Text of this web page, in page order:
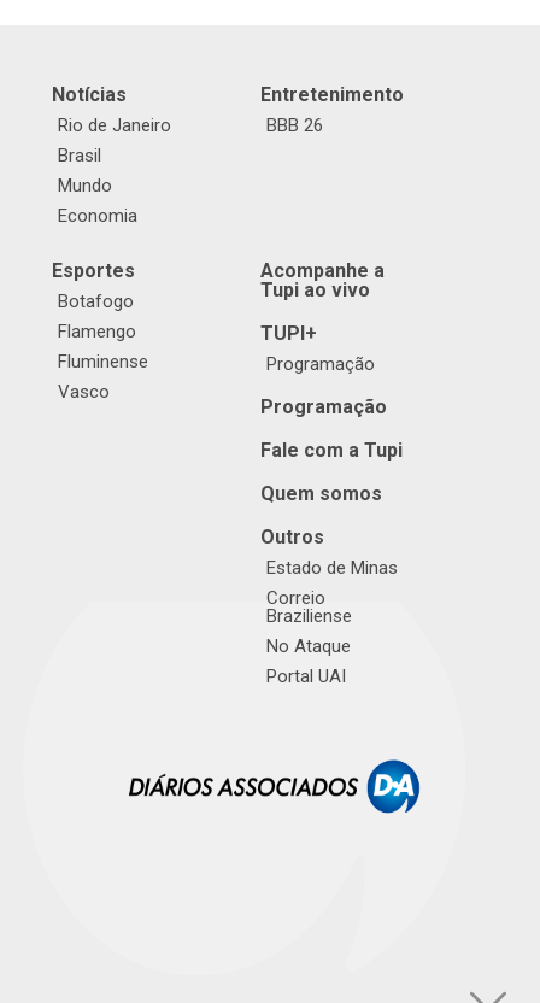
Notícias
Rio de Janeiro
Brasil
Mundo
Economia
Entretenimento
BBB 26
Esportes
Botafogo
Flamengo
Fluminense
Vasco
Acompanhe a
Tupi ao vivo
TUPI+
Programação
Programação
Fale com a Tupi
Quem somos
Outros
Estado de Minas
Correio
Braziliense
No Ataque
Portal UAI